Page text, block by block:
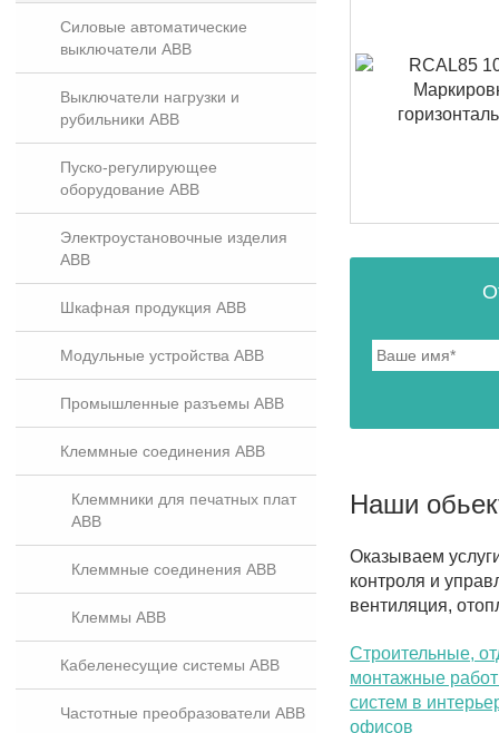
Силовые автоматические
выключатели ABB
Выключатели нагрузки и
рубильники ABB
Пуско-регулирующее
оборудование ABB
Электроустановочные изделия
ABB
Шкафная продукция ABB
Модульные устройства ABB
Промышленные разъемы ABB
Клеммные соединения ABB
Клеммники для печатных плат
ABB
Клеммные соединения ABB
Клеммы ABB
Кабеленесущие системы ABB
Частотные преобразователи ABB
Наши
Оказываем
контроля и
вентиляция,
Строительные,
монтажные
систем в
офисов